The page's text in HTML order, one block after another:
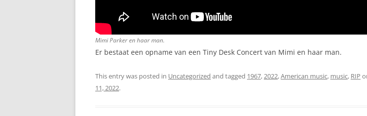
Mimi Parker en haar man.
Er bestaat een opname van een Tiny Desk Concert van Mimi en haar man.
This entry was posted in Uncategorized and tagged 1967,2022,American music, music, RIP
11, 2022.